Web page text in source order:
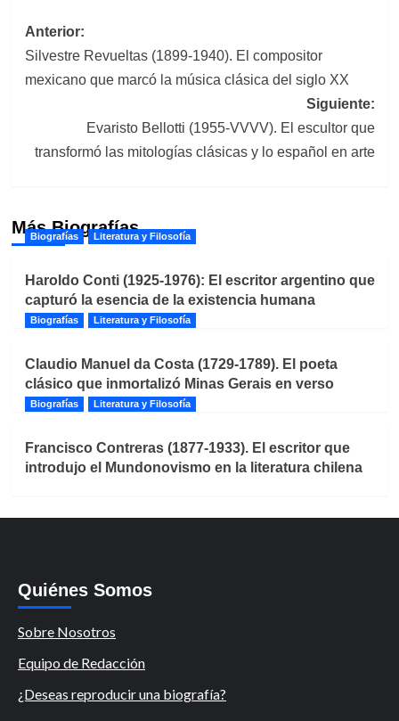
Navegación
de
entradas
Anterior:
Silvestre Revueltas (1899-1940). El compositor
mexicano que marcó la música clásica del siglo XX
Siguiente:
Evaristo Bellotti (1955-VVVV). El escultor que
transformó las mitologías clásicas y lo español en arte
Más Biografías
Biografías Literatura y Filosofía
Haroldo Conti (1925-1976): El escritor argentino que
capturó la esencia de la existencia humana
Biografías Literatura y Filosofía
Claudio Manuel da Costa (1729-1789). El poeta
clásico que inmortalizó Minas Gerais en verso
Biografías Literatura y Filosofía
Francisco Contreras (1877-1933). El escritor que
introdujo el Mundonovismo en la literatura chilena
Quiénes Somos
Sobre Nosotros
Equipo de Redacción
¿Deseas reproducir una biografía?